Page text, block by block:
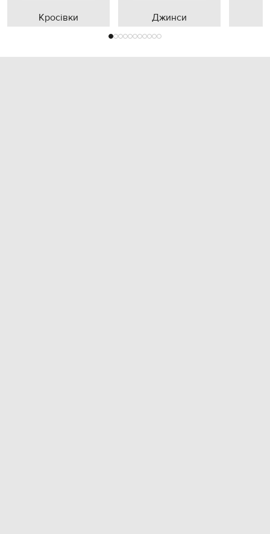
Кросівки Джинси